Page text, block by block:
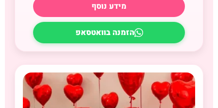
מידע נוסף
הזמנה בוואטסאפ